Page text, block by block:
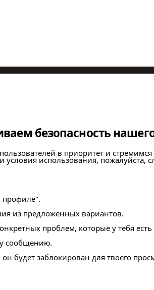
безопасность
в приоритет и
использования, пожалуйста,
профиле".
из предложенных вариантов.
проблем, которые у тебя
сообщению.
будет заблокирован для твоего